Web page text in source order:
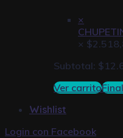
×
× $
Subtotal: $
Ver carrito
Wishlist
Login con Facebook